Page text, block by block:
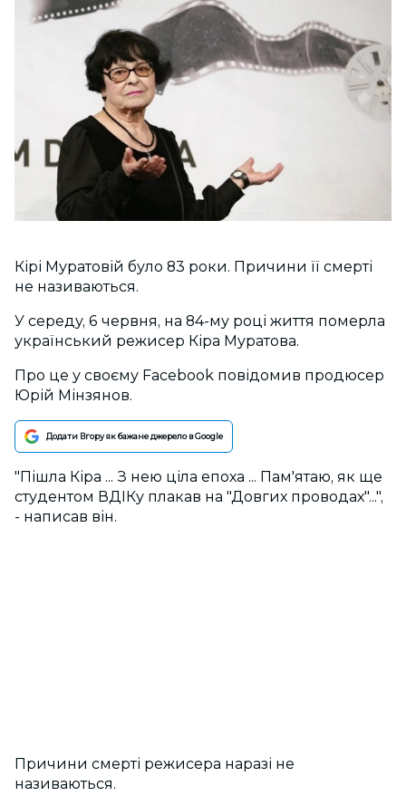
Кірі Муратовій було 83 роки. Причини її смерті
не називаються.
У середу, 6 червня, на 84-му році життя померла
український режисер Кіра Муратова.
Про це у своєму Facebook повідомив продюсер
Юрій Мінзянов.
Додати Вгору як бажане джерело в Google
"Пішла Кіра ... З нею ціла епоха ... Пам'ятаю, як ще
студентом ВДІКу плакав на "Довгих проводах"...",
- написав він.
Причини смерті режисера наразі не
називаються.